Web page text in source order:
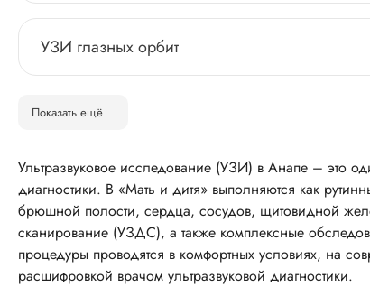
УЗИ глазных орбит
Показать ещё
Ультразвуковое исследование (УЗИ) в Анапе – это
диагностики. В «Мать и дитя» выполняются как
брюшной полости, сердца, сосудов, щитовидной
сканирование (УЗДС), а также комплексные
процедуры проводятся в комфортных условиях, на
расшифровкой врачом ультразвуковой диагностики.